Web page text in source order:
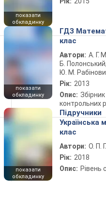
показати
обкладинку
показати
обкладинку
ГДЗ
клас
Автори: А. Г.
Б.
Ю. М.
Рік: 2013
Опис: Збірник
контрольних
показати
обкладинку
Підручники
Українська
клас
Автори: О. П.
Рік: 2018
Опис: Рівень